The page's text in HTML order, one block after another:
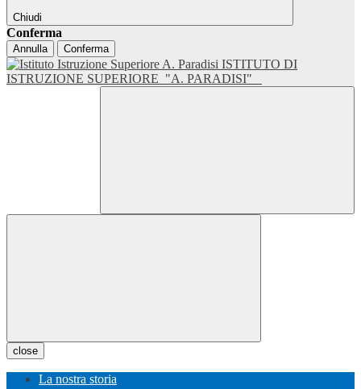
Chiudi
Conferma
Annulla Conferma
ISTITUTO DI
ISTRUZIONE SUPERIORE "A. PARADISI"
close
La nostra storia